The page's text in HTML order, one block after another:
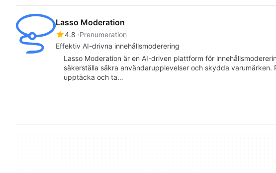
Lasso Moderation
4.8 Prenumeration
Effektiv AI-drivna innehållsmoderering
Lasso Moderation är en AI-driven plattform för
säkerställa säkra användarupplevelser och skydda
upptäcka och ta…